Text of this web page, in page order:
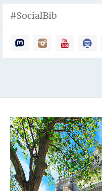
#SocialBib